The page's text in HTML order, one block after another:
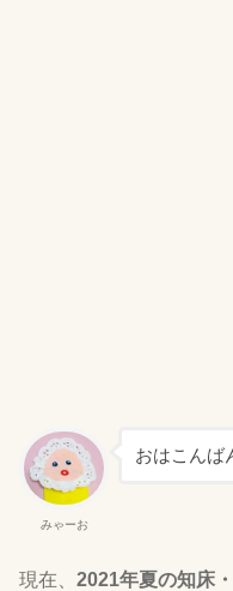
みゃーお
おはこんば
現在、2021年夏の知床